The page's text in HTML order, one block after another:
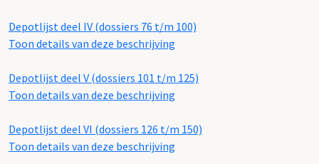
Depotlijst deel IV (dossiers 76 t/m 100)
Toon details van deze beschrijving
Depotlijst deel V (dossiers 101 t/m 125)
Toon details van deze beschrijving
Depotlijst deel VI (dossiers 126 t/m 150)
Toon details van deze beschrijving